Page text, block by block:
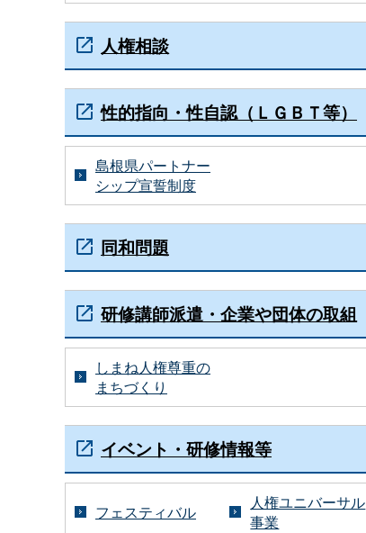
人権相談
性的指向・性自認（ＬＧＢＴ等）
島根県パートナー
シップ宣誓制度
同和問題
研修講師派遣・企業や団体の取組
しまね人権尊重の
まちづくり
イベント・研修情報等
フェスティバル
人権ユニバーサル
事業